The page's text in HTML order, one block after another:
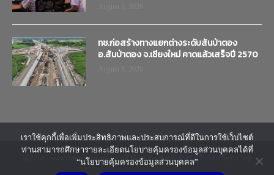
ทช.ก่อสร้างทางแยกต่างระดับสันป่าตอง
อ.สันป่าตอง จ.เชียงใหม่ คาดแล้วเสร็จปี 2570
@2018 - www.transtimenews.co. All Right Reserved. รับทำเว็บไซต์
เราใช้คุกกี้เพื่อเพิ่มประสิทธิภาพและประสบการณ์ที่ดีในการใช้เว็บไซต์
ท่านสามารถศึกษารายละเอียดนโยบายคุ้มครองข้อมูลส่วนบุคคลได้ที่
“นโยบายคุ้มครองข้อมูลส่วนบุคคล”